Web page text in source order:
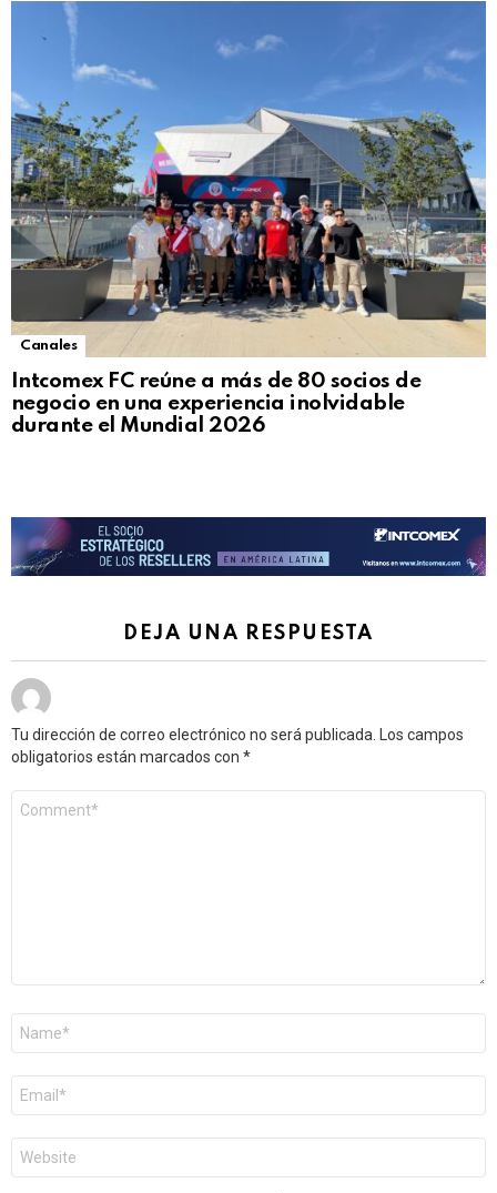
Canales
Intcomex FC reúne a más de 80 socios de
negocio en una experiencia inolvidable
durante el Mundial 2026
DEJA UNA RESPUESTA
Tu dirección de correo electrónico no será publicada. Los campos
obligatorios están marcados con *
electrónico
*